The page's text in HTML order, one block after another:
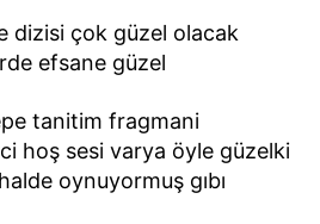
dizisi çok güzel olacak
efsane güzel
tanitim fragmani
hoş sesi varya öyle güzelki
oynuyormuş gıbı